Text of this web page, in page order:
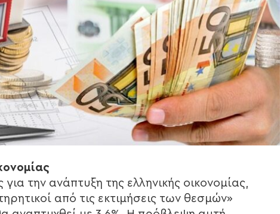
την ανάπτυξη της ελληνικής οικονομίας,
από τις εκτιμήσεις των θεσμών»